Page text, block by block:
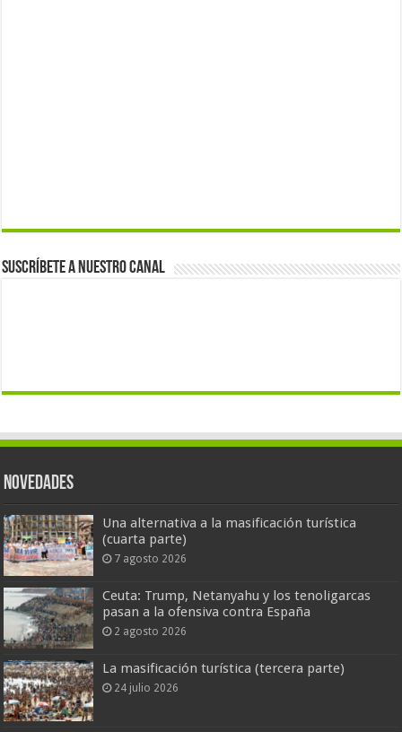
Suscríbete a nuestro canal
Novedades
Una alternativa a la masificación turística
(cuarta parte)
7 agosto 2026
Ceuta: Trump, Netanyahu y los tenoligarcas
pasan a la ofensiva contra España
2 agosto 2026
La masificación turística (tercera parte)
24 julio 2026